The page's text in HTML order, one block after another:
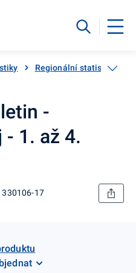
Regionální statistiky
-
1. až 4.
330106-17